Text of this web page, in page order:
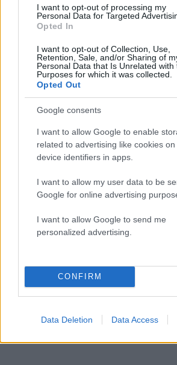
I want to opt-out of processing my
Personal Data for Targeted
Opted In
I want to opt-out of Collection, Use,
Retention, Sale, and/or Sharing of
Personal Data that Is Unrelated with
Purposes for which it was collected.
Opted Out
Google consents
I want to allow Google to enable
related to advertising like cookies
device identifiers in apps.
I want to allow my user data to be
Google for online advertising
I want to allow Google to send me
personalized advertising.
CONFIRM
Data Deletion Data Access
28.01.2016
News
παιδικά της χρόνια, το
ευχή της στον κόσμο!
27.12.2015
News
αποκαλύπτονται σε αυτό το
11.06.2015
Κι όμως αυτή είναι η
φωτογραφία του κόσμου
27.05.2015
News
στον κόσμο! Φωτογραφίες
ΔΙΑΦΗΜΙΣΗ